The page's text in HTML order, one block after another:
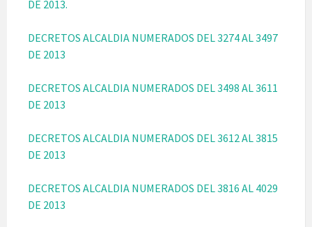
DE 2013.
DECRETOS ALCALDIA NUMERADOS DEL 3274 AL 3497
DE 2013
DECRETOS ALCALDIA NUMERADOS DEL 3498 AL 3611
DE 2013
DECRETOS ALCALDIA NUMERADOS DEL 3612 AL 3815
DE 2013
DECRETOS ALCALDIA NUMERADOS DEL 3816 AL 4029
DE 2013